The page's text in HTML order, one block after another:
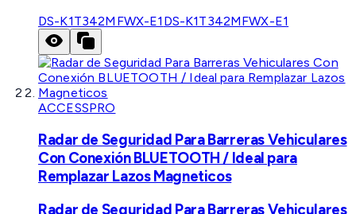
DS-K1T342MFWX-E1 DS-K1T342MFWX-E1
ACCESSPRO
Radar de Seguridad Para Barreras Vehiculares
Con Conexión BLUETOOTH / Ideal para
Remplazar Lazos Magneticos
Radar de Seguridad Para Barreras Vehiculares